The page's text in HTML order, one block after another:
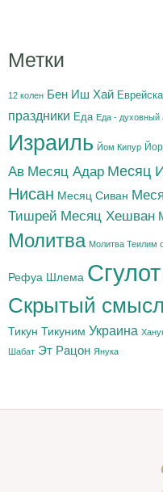
Метки
12 колен Бен Иш Хай
праздники Еда Еда - духовный
Израиль Йом Кипур
Ав Месяц Адар Месяц
Нисан Месяц Сиван
Тишрей Месяц Хешван
Молитва Молитва Теилим
Рефуа Шлема Сгулот
Скрытый
Тикун Тикуним Украина
Шабат Эт Рацон Янука